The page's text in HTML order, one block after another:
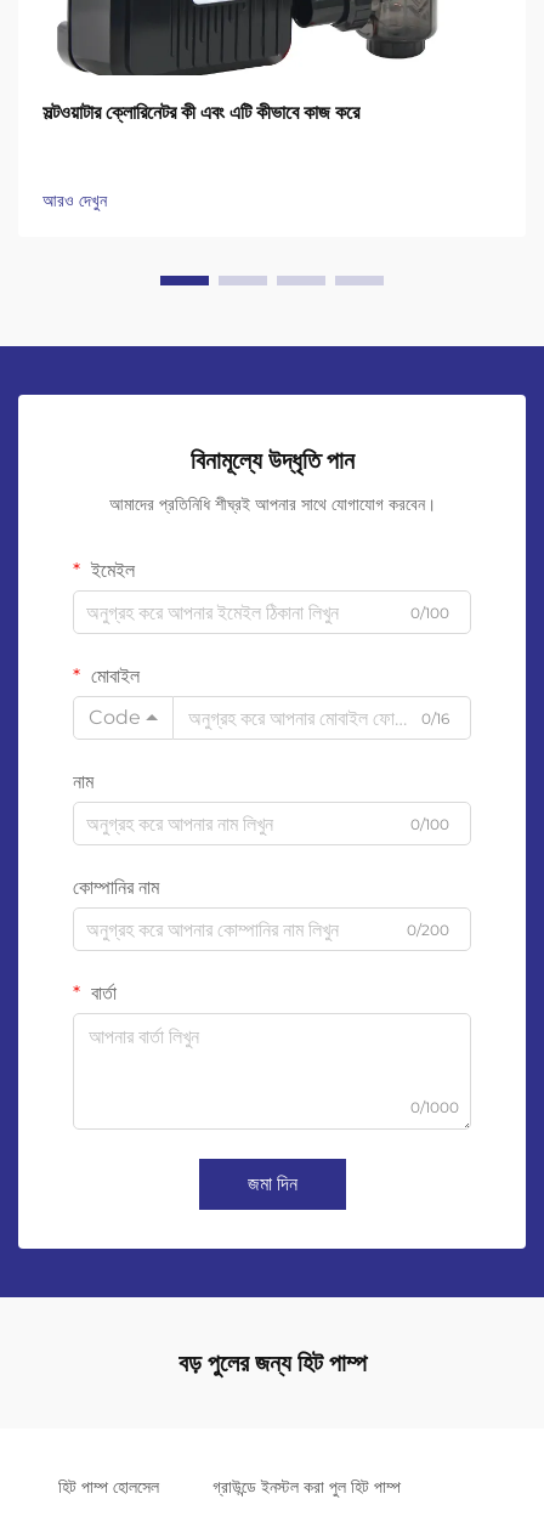
সল্টওয়াটার ক্লোরিনেটর কী এবং এটি কীভাবে কাজ করে
আরও দেখুন
বিনামূল্যে উদ্ধৃতি পান
আমাদের প্রতিনিধি শীঘ্রই আপনার সাথে যোগাযোগ করবেন।
ইমেইল
0/100
মোবাইল
Code
0/16
নাম
0/100
কোম্পানির নাম
0/200
বার্তা
0/1000
জমা দিন
বড় পুলের জন্য হিট পাম্প
হিট পাম্প হোলসেল গ্রাউন্ডে ইনস্টল করা পুল হিট পাম্প